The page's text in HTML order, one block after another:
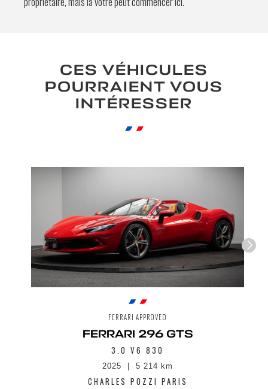
commerciale.
Envoyer
CES VÉHICULES
POURRAIENT VOUS
INTÉRESSER
FERRARI APPROVED
FERRARI 296 GTS
3.0 V6 830
2025 5 214 km
CHARLES POZZI PARIS